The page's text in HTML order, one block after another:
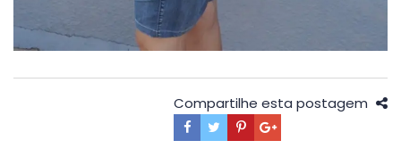
Compartilhe esta postagem